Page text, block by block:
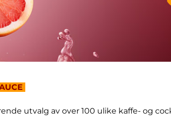
utvalg av over 100 ulike kaffe- og